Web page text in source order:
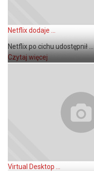
Netflix dodaje ...
Netflix po cichu udostępnił ...
Czytaj więcej
Virtual Desktop ...